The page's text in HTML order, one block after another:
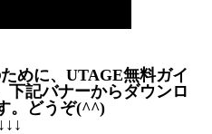
めに、UTAGE無料ガイ
下記バナーからダウンロ
。どうぞ(^^)
↓↓↓